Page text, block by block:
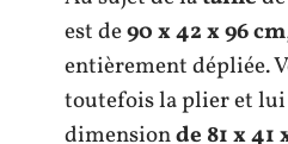
est de90 x 42 x 96 cm
entièrement dépliée.
toutefois la plier et
dimensionde 81 x 41